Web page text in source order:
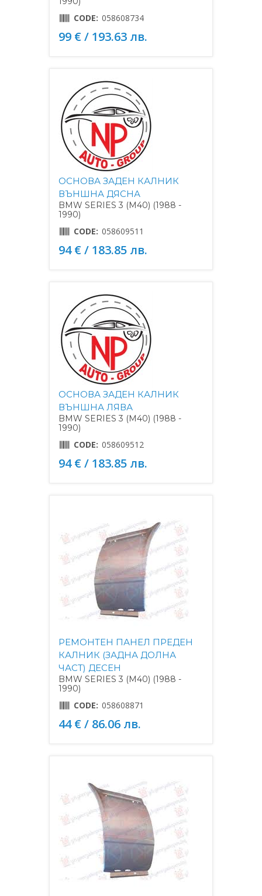
CODE: 058608734
99 € / 193.63 лв.
ОСНОВА ЗАДЕН КАЛНИК
ВЪНШНА ДЯСНА
BMW SERIES 3 (M40) (1988 -
1990)
CODE: 058609511
94 € / 183.85 лв.
ОСНОВА ЗАДЕН КАЛНИК
ВЪНШНА ЛЯВА
BMW SERIES 3 (M40) (1988 -
1990)
CODE: 058609512
94 € / 183.85 лв.
РЕМОНТЕН ПАНЕЛ ПРЕДЕН
КАЛНИК (ЗАДНА ДОЛНА
ЧАСТ) ДЕСЕН
BMW SERIES 3 (M40) (1988 -
1990)
CODE: 058608871
44 € / 86.06 лв.